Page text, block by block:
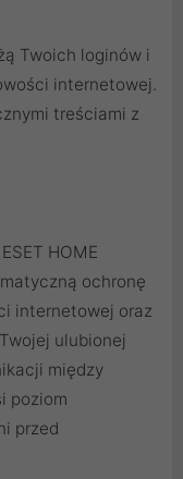
Twoich loginów i
internetowej.
treściami z
HOME
ochronę
internetowej oraz
ulubionej
między
poziom
przed